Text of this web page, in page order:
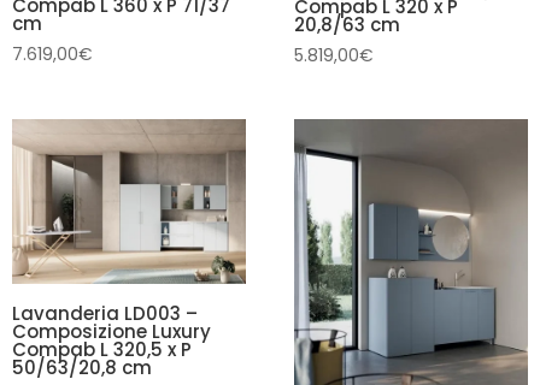
cm
7.619,00€
Compab L 320 x P
20,8/63 cm
5.819,00€
Lavanderia LD003 –
Composizione Luxury
Compab L 320,5 x P
50/63/20,8 cm